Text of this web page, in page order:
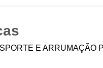
E ARRUMAÇÃO